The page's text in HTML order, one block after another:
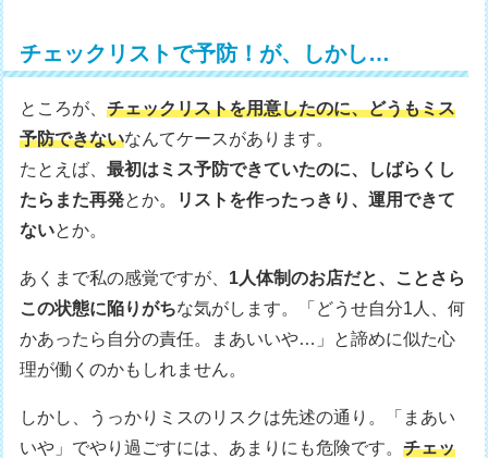
チェックリストで予防！が、しかし…
ところが、チェックリストを用意したのに、どうもミス
予防できないなんてケースがあります。
たとえば、最初はミス予防できていたのに、しばらくし
たらまた再発とか。
リストを作ったっきり、運用できて
ないとか。
あくまで私の感覚ですが、 1人体制のお店だと、ことさら
この状態に陥りがちな気がします。「どうせ自分1人、何
かあったら自分の責任。まあいいや…」と諦めに似た心
理が働くのかもしれません。
しかし、うっかりミスのリスクは先述の通り。「まあい
いや」でやり過ごすには、あまりにも危険です。チェッ